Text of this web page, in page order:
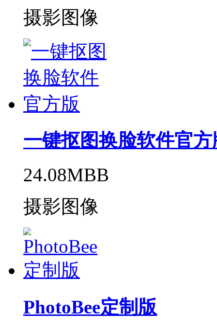
摄影图像
一键抠图换脸软件官方
24.08MBB
摄影图像
PhotoBee定制版